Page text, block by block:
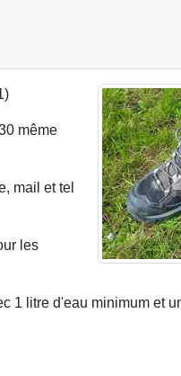
même
mail et tel
les
1 litre d'eau minimum et